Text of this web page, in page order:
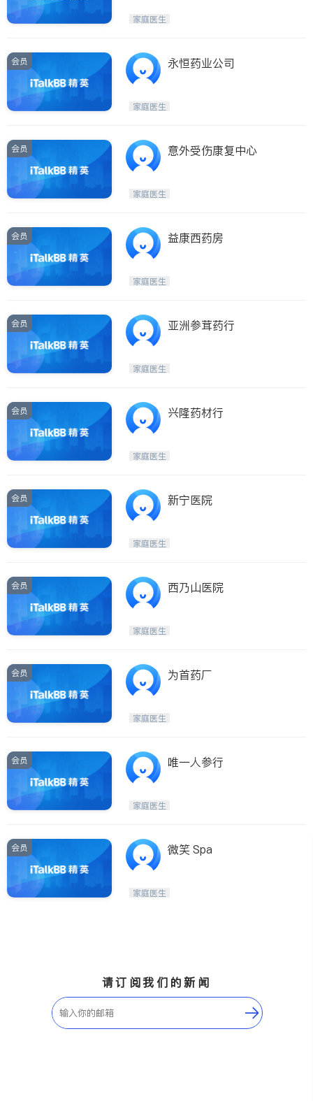
家庭医生
会员 永恒药业公司
家庭医生
会员 意外受伤康复中心
家庭医生
会员 益康西药房
家庭医生
会员 亚洲参茸药行
家庭医生
会员 兴隆药材行
家庭医生
会员 新宁医院
家庭医生
会员 西乃山医院
家庭医生
会员 为首药厂
家庭医生
会员 唯一人参行
家庭医生
会员 微笑 Spa
家庭医生
请订阅我们的新闻